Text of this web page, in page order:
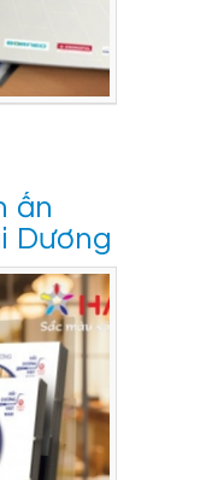
ấn
Dương